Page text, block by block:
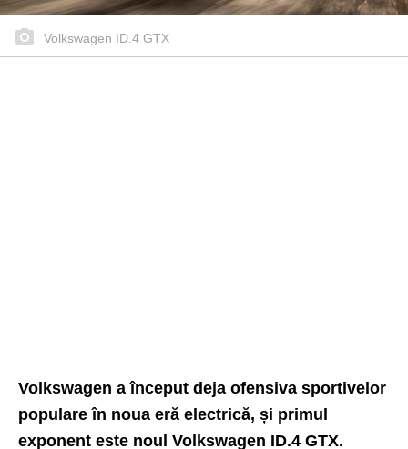
Volkswagen ID.4 GTX
Volkswagen a început deja ofensiva sportivelor
populare în noua eră electrică, și primul
exponent este noul Volkswagen ID.4 GTX.